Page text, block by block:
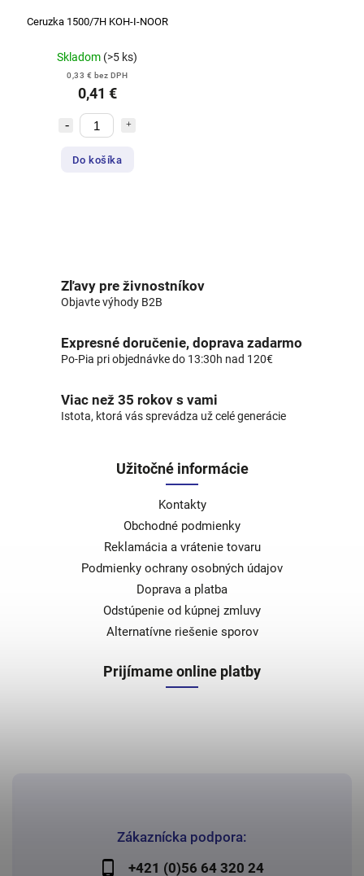
Ceruzka 1500/7H KOH-I-NOOR
Skladom (>5 ks)
0,33 € bez DPH
0,41 €
Do košíka
Zľavy pre živnostníkov
Objavte výhody B2B
Expresné doručenie, doprava zadarmo
Po-Pia pri objednávke do 13:30h nad 120€
Viac než 35 rokov s vami
Istota, ktorá vás sprevádza už celé generácie
Zákaznícka podpora:
+421 (0)56 64 320 24
Užitočné informácie
Kontakty
Obchodné podmienky
Reklamácia a vrátenie tovaru
Podmienky ochrany osobných údajov
Doprava a platba
Odstúpenie od kúpnej zmluvy
Alternatívne riešenie sporov
Prijímame online platby